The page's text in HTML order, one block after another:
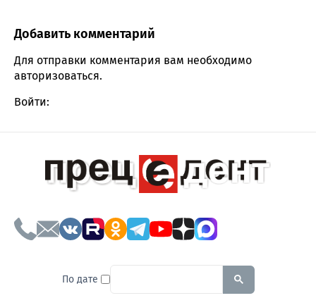
Comment section
Добавить комментарий
Для отправки комментария вам необходимо
авторизоваться.
Войти:
По дате To search this site, enter a